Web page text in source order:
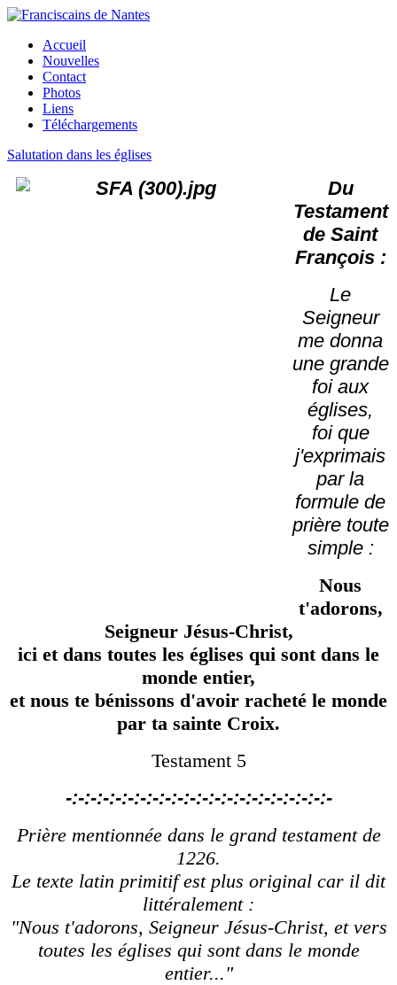
Accueil
Nouvelles
Contact
Photos
Liens
Téléchargements
Salutation dans les églises
Du
Testament
de Saint
François :
Le
Seigneur
me donna
une grande
foi aux
églises,
foi que
j'exprimais
par la
formule de
prière toute
simple :
Nous
t'adorons,
Seigneur Jésus-Christ,
ici et dans toutes les églises qui sont dans le
monde entier,
et nous te bénissons d'avoir racheté le monde
par ta sainte Croix.
Testament 5
-:-:-:-:-:-:-:-:-:-:-:-:-:-:-:-:-:-:-:-:-:-
Prière mentionnée dans le grand testament de
1226.
Le texte latin primitif est plus original car il dit
littéralement :
"Nous t'adorons, Seigneur Jésus-Christ, et vers
toutes les églises qui sont dans le monde
entier..."